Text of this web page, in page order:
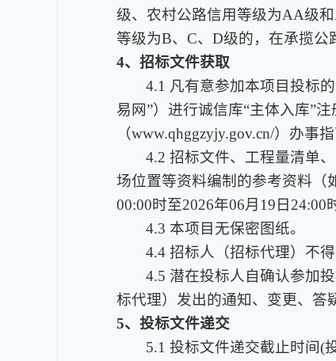
级、农村公路信用等级为AA级
等级为B、C、D级的，在承揽公
4、招标文件获取
4.1 凡有意参加本项目投标
易网”）进行诚信库“主体入库”
（www.qhggzyjy.gov.cn/）办事
4.2 招标文件、工程量清单
场位置等资料编制的参考资料（
00:00时至2026年06月19日
4.3 本项目无保密图纸。
4.4 招标人（招标代理）不
4.5 潜在投标人自确认参加
标代理）发出的通知、变更、答
5、投标文件递交
5.1 投标文件递交截止时间(